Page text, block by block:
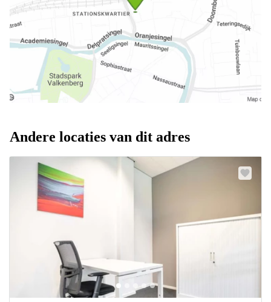
Andere locaties van dit adres